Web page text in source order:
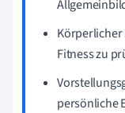
Körperlicher
Fitness zu
persönliche